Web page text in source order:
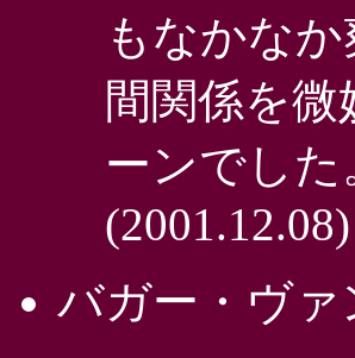
もなかな
間関係を
ーンでした
(2001.12.08)
バガー・ヴ